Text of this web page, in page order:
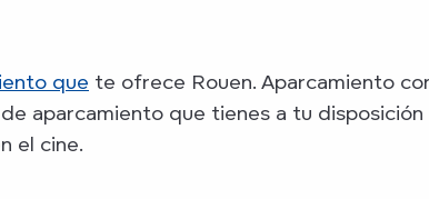
que te ofrece Rouen. Aparcamiento
aparcamiento que tienes a tu
el cine.